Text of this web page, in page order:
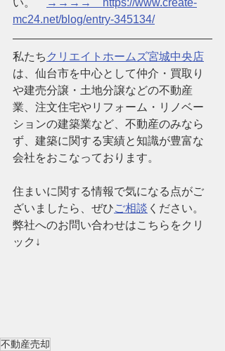
い。
→→→→　https://www.create-
mc24.net/blog/entry-345134/
私たち クリエイトホームズ宮城中央店
は、仙台市を中心として仲介・買取り
や建売分譲・土地分譲などの不動産
業、注文住宅やリフォーム・リノベー
ションの建築業など、 不動産のみなら
ず、建築に関する実績と知識が豊富な
会社をおこなっております。
住まいに関する情報で気になる点がご
ざいましたら、ぜひご相談 ください。
弊社へのお問い合わせはこちらをクリ
ック↓
不動産売却